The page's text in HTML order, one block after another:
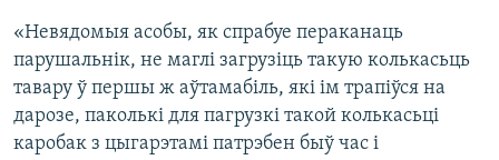
«Невядомыя асобы, як спрабуе пераканаць
парушальнік, не маглі загрузіць такую колькасьць
тавару ў першы ж аўтамабіль, які ім трапіўся на
дарозе, паколькі для пагрузкі такой колькасьці
каробак з цыгарэтамі патрэбен быў час і